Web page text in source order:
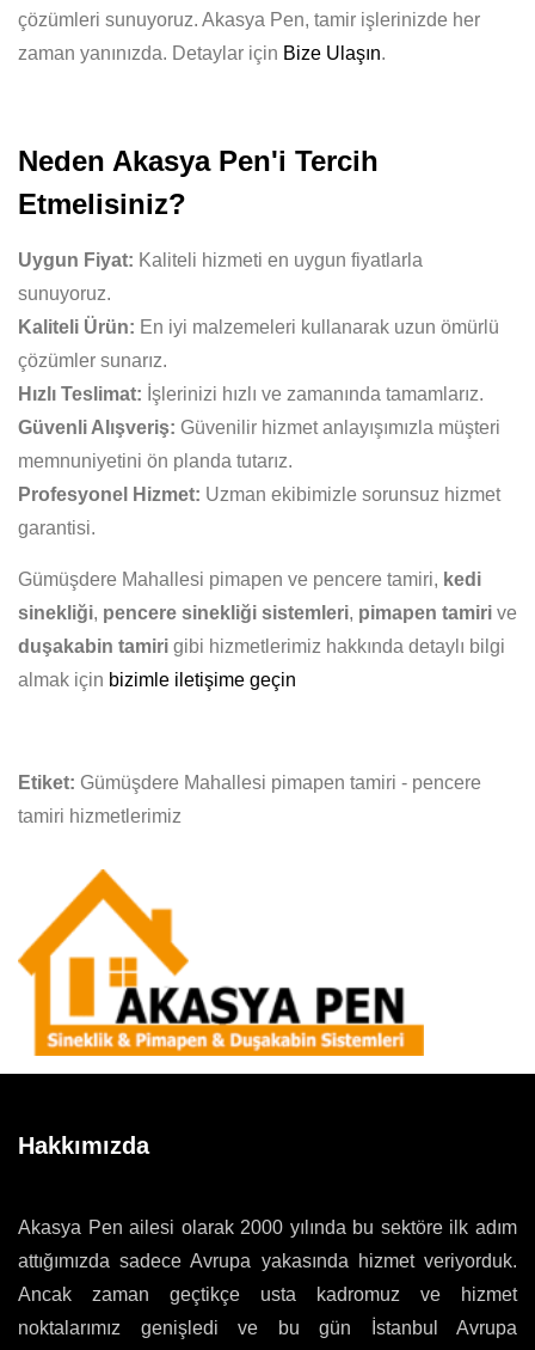
çözümleri sunuyoruz. Akasya Pen, tamir işlerinizde her
zaman yanınızda. Detaylar için Bize Ulaşın.
Neden Akasya Pen'i Tercih
Etmelisiniz?
Uygun Fiyat: Kaliteli hizmeti en uygun fiyatlarla
sunuyoruz.
Kaliteli Ürün: En iyi malzemeleri kullanarak uzun ömürlü
çözümler sunarız.
Hızlı Teslimat: İşlerinizi hızlı ve zamanında tamamlarız.
Güvenli Alışveriş: Güvenilir hizmet anlayışımızla müşteri
memnuniyetini ön planda tutarız.
Profesyonel Hizmet: Uzman ekibimizle sorunsuz hizmet
garantisi.
Gümüşdere Mahallesi pimapen ve pencere tamiri, kedi
sinekliği, pencere sinekliği sistemleri, pimapen tamiri ve
duşakabin tamiri gibi hizmetlerimiz hakkında detaylı bilgi
almak için bizimle iletişime geçin
Etiket: Gümüşdere Mahallesi pimapen tamiri - pencere
tamiri hizmetlerimiz
Hakkımızda
Akasya Pen ailesi olarak 2000 yılında bu sektöre ilk adım
attığımızda sadece Avrupa yakasında hizmet veriyorduk.
Ancak zaman geçtikçe usta kadromuz ve hizmet
noktalarımız genişledi ve bu gün İstanbul Avrupa